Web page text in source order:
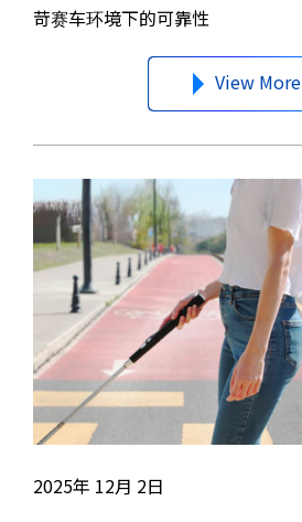
苛赛车环境下的可靠性
View More
2025年 12月 2日